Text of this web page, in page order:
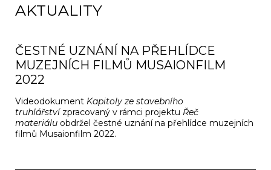
AKTUALITY
ČESTNÉ UZNÁNÍ NA PŘEHLÍDCE
MUZEJNÍCH FILMŮ MUSAIONFILM
2022
Videodokument Kapitoly ze stavebního
truhlářstvízpracovaný v rámci projektu Řeč
materiálu obdržel čestné uznání na přehlídce muzejních
filmů Musaionfilm 2022.